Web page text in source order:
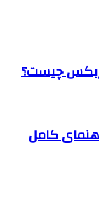
چیست؟
راهنمای کامل